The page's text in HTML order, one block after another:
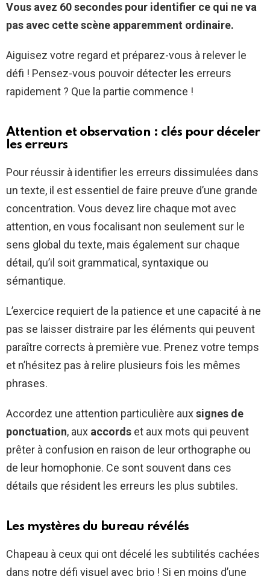
Vous avez 60 secondes pour identifier ce qui ne va
pas avec cette scène apparemment ordinaire.
Aiguisez votre regard et préparez-vous à relever le
défi ! Pensez-vous pouvoir détecter les erreurs
rapidement ? Que la partie commence !
Attention et observation : clés pour déceler
les erreurs
Pour réussir à identifier les erreurs dissimulées dans
un texte, il est essentiel de faire preuve d’une grande
concentration. Vous devez lire chaque mot avec
attention, en vous focalisant non seulement sur le
sens global du texte, mais également sur chaque
détail, qu’il soit grammatical, syntaxique ou
sémantique.
L’exercice requiert de la patience et une capacité à ne
pas se laisser distraire par les éléments qui peuvent
paraître corrects à première vue. Prenez votre temps
et n’hésitez pas à relire plusieurs fois les mêmes
phrases.
Accordez une attention particulière auxsignes de
ponctuation, aux accords et aux mots qui peuvent
prêter à confusion en raison de leur orthographe ou
de leur homophonie. Ce sont souvent dans ces
détails que résident les erreurs les plus subtiles.
Les mystères du bureau révélés
Chapeau à ceux qui ont décelé les subtilités cachées
dans notre défi visuel avec brio ! Si en moins d’une